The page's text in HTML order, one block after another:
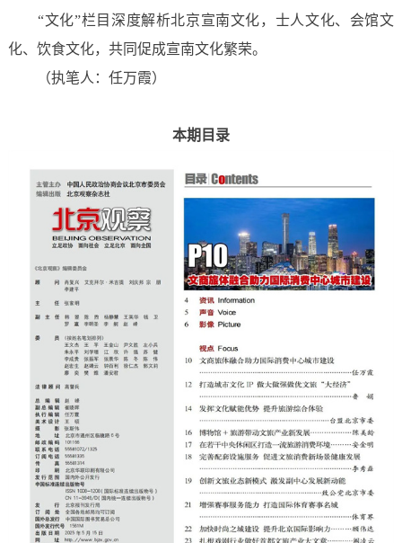
“文化”栏目深度解析北京宣南文化，士人文化、会馆文
化、饮食文化，共同促成宣南文化繁荣。
（执笔人：任万霞）
本期目录